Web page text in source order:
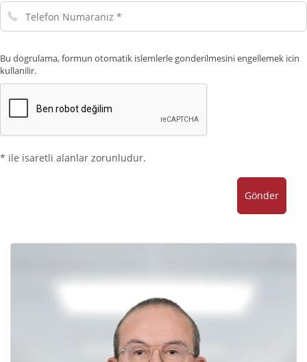
Telefon
Numaranız
Bu dogrulama, formun otomatik islemlerle gonderilmesini engellemek icin
kullanilir.
* ile isaretli alanlar zorunludur.
Gönder